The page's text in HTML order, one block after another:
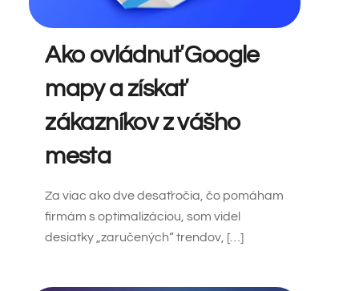
Ako ovládnuť Google
mapy a získať
zákazníkov z vášho
mesta
Za viac ako dve desaťročia, čo pomáham
firmám s optimalizáciou, som videl
desiatky „zaručených“ trendov, […]